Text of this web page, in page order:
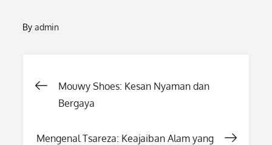
Byadmin
Post
Mouwy Shoes: Kesan Nyaman dan
Bergaya
Mengenal Tsareza: Keajaiban Alam yang